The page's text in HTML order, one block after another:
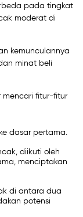
pada tingkat
moderat di
kemunculannya
minat beli
mencari fitur-fitur
dasar pertama.
diikuti oleh
menciptakan
di antara dua
potensi